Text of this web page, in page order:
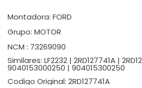
Montadora: FORD
Grupo: MOTOR
NCM : 73269090
Similares: LF2232 | 2RD127741A |
9040153000250 | 904015300250
Codigo Original: 2RD127741A